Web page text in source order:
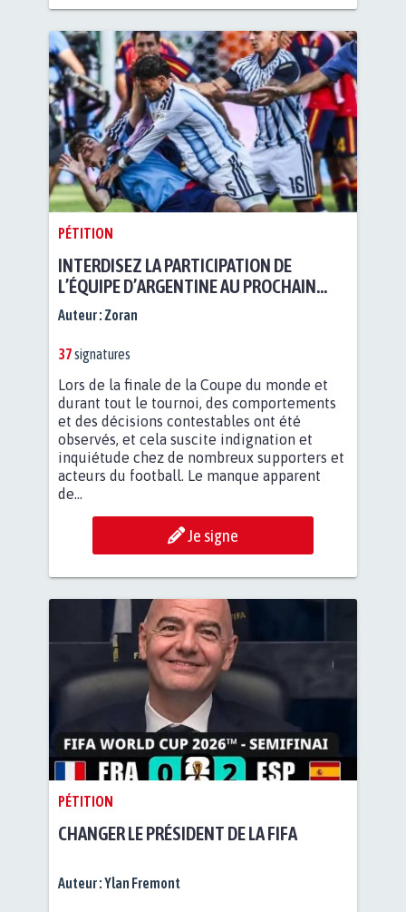
PÉTITION
INTERDISEZ LA PARTICIPATION DE
L’ÉQUIPE D’ARGENTINE AU PROCHAIN
MONDIAL
Auteur :Zoran
37signatures
Lors de la finale de la Coupe du monde et
durant tout le tournoi, des comportements
et des décisions contestables ont été
observés, et cela suscite indignation et
inquiétude chez de nombreux supporters et
acteurs du football. Le manque apparent
de...
Je signe
PÉTITION
CHANGER LE PRÉSIDENT DE LA FIFA
Auteur :Ylan Fremont